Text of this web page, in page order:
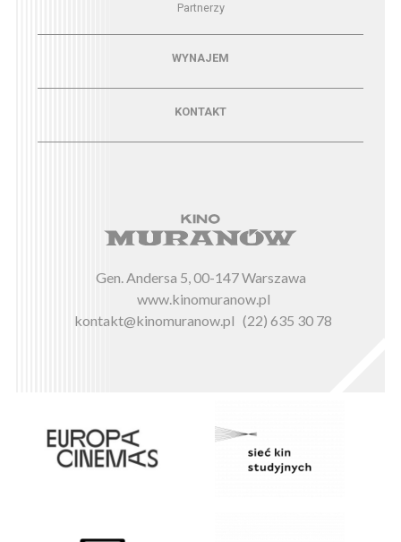
Partnerzy
Menu - wynajemWYNAJEM
KONTAKT
Gen. Andersa 5, 00-147 Warszawa
www.kinomuranow.pl
kontakt@kinomuranow.pl (22) 635 30 78